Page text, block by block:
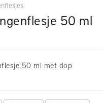
50 ml
50 ml met dop